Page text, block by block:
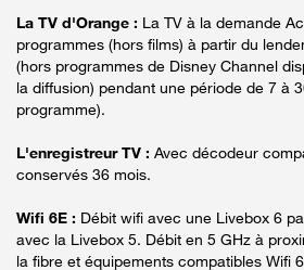
La TV d'Orange : La TV à la demande
programmes (hors films) à partir du
(hors programmes de Disney Channel
la diffusion) pendant une période de 7 à
programme).
L'enregistreur TV : Avec décodeur
conservés 36 mois.
Wifi 6E : Débit wifi avec une Livebox 6
avec la Livebox 5. Débit en 5 GHz à
la fibre et équipements compatibles Wifi